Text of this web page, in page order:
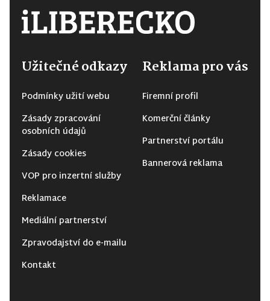
Užitečné odkazy
Podmínky užití webu
Zásady zpracování
osobních údajů
Zásady cookies
VOP pro inzertní služby
Reklamace
Mediální partnerství
Zpravodajství do e-mailu
Kontakt
Reklama pro vás
Firemní profil
Komerční články
Partnerství portálu
Bannerová reklama